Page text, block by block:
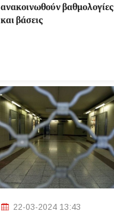
ανακοινωθούν βαθμολογίες
και βάσεις
22-03-2024 13:43